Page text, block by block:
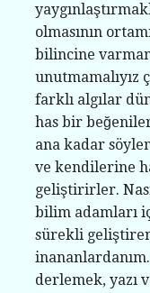
olmasının
bilincine
unutmamalıyız
farklı algılar
has bir
ana kadar
ve kendilerine
geliştirirler.
bilim adamları
sürekli
derlemek, yazı